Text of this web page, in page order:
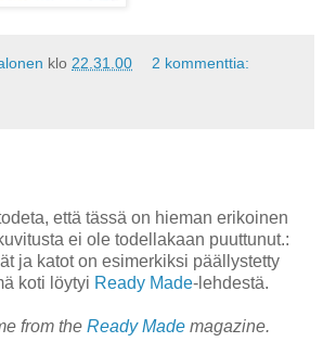
klo 22.31.00 2 kommenttia:
että tässä on hieman erikoinen
ei ole todellakaan puuttunut.:
ja katot on esimerkiksi päällystetty
koti löytyi Ready Made-lehdestä.
from the Ready Made magazine.